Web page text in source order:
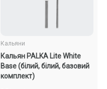
Кальяни
Кальян PALKA Lite White
Base (білий, білий, базовий
комплект)